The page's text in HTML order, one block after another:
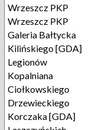
Wrzeszcz PKP
Wrzeszcz PKP
Galeria Bałtycka
Kilińskiego [GDA]
Legionów
Kopalniana
Ciołkowskiego
Drzewieckiego
Korczaka [GDA]